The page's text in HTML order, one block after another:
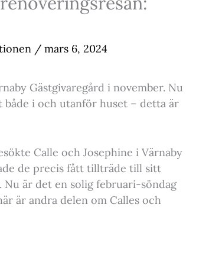
/ mars 6, 2024
Gästgivaregård i november. Nu
i och utanför huset – detta är
Calle och Josephine i Värnaby
de precis fått tillträde till sitt
är det en solig februari-söndag
är andra delen om Calles och